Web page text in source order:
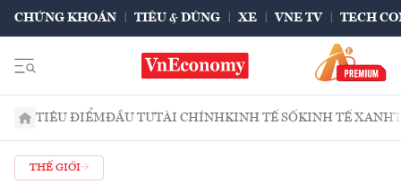
CHỨNG KHOÁN TIÊU & DÙNG XE VNE TV TECH
TIÊU ĐIỂMĐẦU TƯTÀI CHÍNHKINH TẾ SỐKINH TẾ XANH
THẾ GIỚI